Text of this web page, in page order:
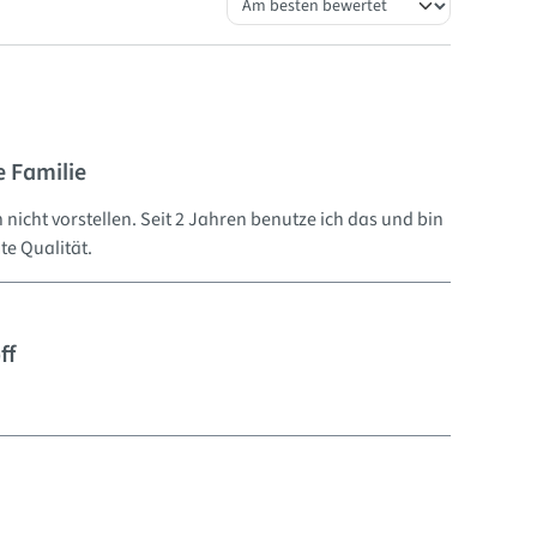
Familie
vorstellen. Seit 2 Jahren benutze ich das und bin
Qualität.